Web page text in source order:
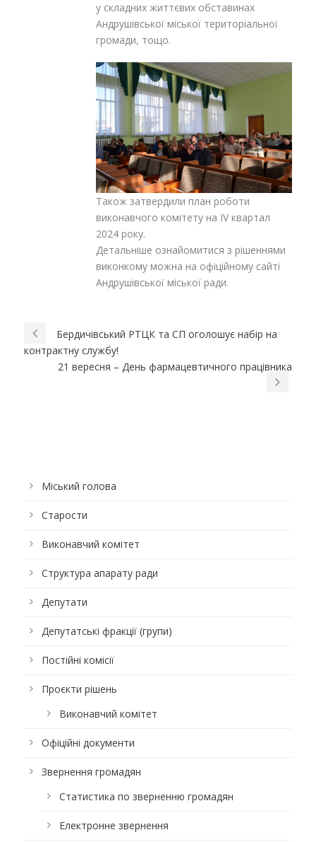
у складних життєвих обставинах
Андрушівської міської територіальної
громади, тощо.
Також затвердили план роботи
виконавчого комітету на ІV квартал
2024 року.
Детальніше ознайомитися з рішеннями
виконкому можна на офіційному сайті
Андрушівської міської ради.
Бердичівський РТЦК та СП оголошує набір на
контрактну службу!
21 вересня – День фармацевтичного працівника
Міський голова
Старости
Виконавчий комітет
Структура апарату ради
Депутати
Депутатські фракції (групи)
Постійні комісії
Проєкти рішень
Виконавчий комітет
Офіційні документи
Звернення громадян
Статистика по зверненню громадян
Електронне звернення